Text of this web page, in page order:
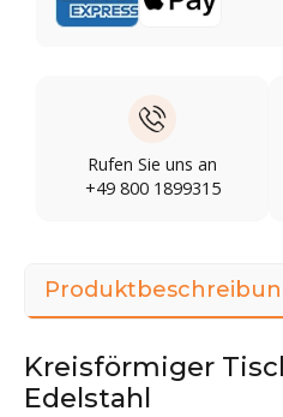
Rufen Sie uns an
+49 800 1899315
Kreisförmiger
Edelstahl